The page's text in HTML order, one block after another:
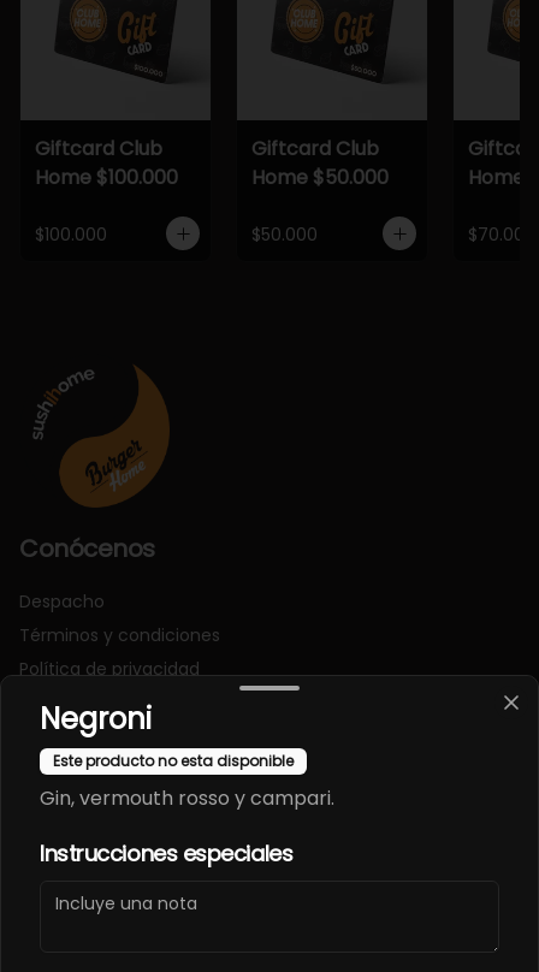
Giftcard Club
Home $100.000
$100.000
Giftcard Club
Home $50.000
$50.000
Home
$70.000
Conócenos
Despacho
Términos y condiciones
Política de privacidad
Redes sociales
Instagram
Facebook
Mi cuenta
Negroni
Este producto no esta disponible
Gin, vermouth rosso y campari.
Instrucciones especiales